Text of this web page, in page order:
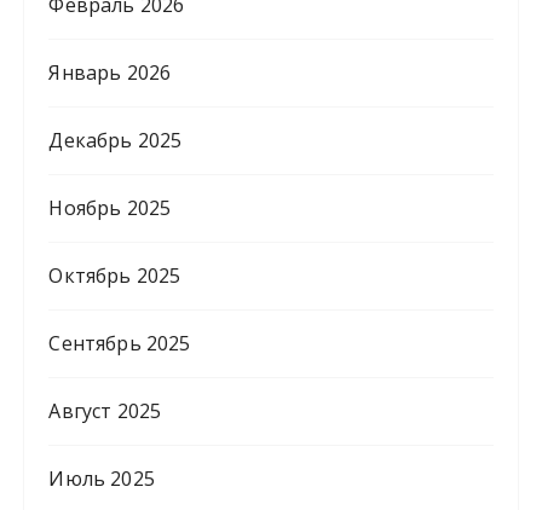
Январь 2026
Декабрь 2025
Ноябрь 2025
Октябрь 2025
Сентябрь 2025
Август 2025
Июль 2025